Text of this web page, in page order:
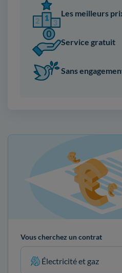
Les meilleurs
Service gratuit
Sans
Vous cherchez un contrat
Électricité et gaz